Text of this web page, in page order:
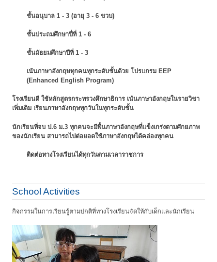
ชั้นอนุบาล 1 - 3 (อายุ 3 - 6 ขวบ)
ชั้นประถมศึกษาปี่ที่ 1 - 6
ชั้นมัธยมศึกษาปีที่ 1 - 3
เน้นภาษาอังกฤษทุกคนทุกระดับชั้นด้วย โปรแกรม EEP
(Enhanced English Program)
โรงเรียนดี ใช้หลักสูตรกระทรวงศึกษาธิการ เน้นภาษาอังกฤษในรายวิชา
เพิ่มเติม เรียนภาษาอังกฤษทุกวันในทุกระดับชั้น
นักเรียนที่จบ ป.6 ม.3 ทุกคนจะมีพื้นภาษาอังกฤษที่แข็งเกร่งตามศักยภาพ
ของนักเรียน สามารถไปต่อยอดใช้ภาษาอังกฤษได้คล่องทุกคน
ติดต่อทางโรงเรียนได้ทุกวันตามเวลาราชการ
School Activities
กิจกรรมในการเรียนรู้ตามปกติที่ทางโรงเรียนจัดให้กับเด็กและนักเรียน